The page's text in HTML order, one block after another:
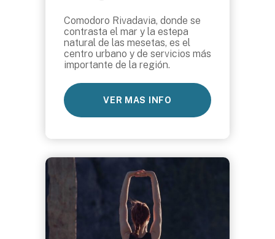
Comodoro Rivadavia, donde se
contrasta el mar y la estepa
natural de las mesetas, es el
centro urbano y de servicios más
importante de la región.
VER MAS INFO